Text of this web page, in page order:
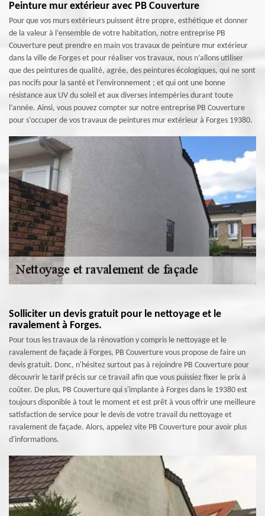
Peinture mur extérieur avec PB Couverture
Pour que vos murs extérieurs puissent être propre, esthétique et donner
de la valeur à l’ensemble de votre habitation, notre entreprise PB
Couverture peut prendre en main vos travaux de peinture mur extérieur
dans la ville de Forges et pour réaliser vos travaux, nous n’allons utiliser
que des peintures de qualité, agrée, des peintures écologiques, qui ne sont
pas nocifs pour la santé et l’environnement ; et qui ont une bonne
résistance aux UV du soleil et aux diverses intempéries durant toute
l’année. Ainsi, vous pouvez compter sur notre entreprise PB Couverture
pour s’occuper de vos travaux de peintures mur extérieur à Forges 19380.
Solliciter un devis gratuit pour le nettoyage et le
ravalement à Forges.
Pour tous les travaux de la rénovation y compris le nettoyage et le
ravalement de façade à Forges, PB Couverture vous propose de faire un
devis gratuit. Donc, n'hésitez surtout pas à rejoindre PB Couverture pour
découvrir le tarif précis sur ce travail afin que vous puissiez fixer le prix à
coûter. De plus, PB Couverture qui s'implante à Forges dans le 19380 est
toujours disponible à tout le moment et est prêt à vous offrir une meilleure
satisfaction de service pour le devis de votre travail du nettoyage et
ravalement de façade. Alors, appelez vite PB Couverture pour avoir plus
d'informations.